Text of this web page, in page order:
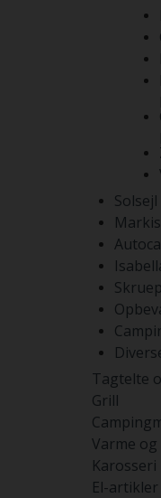
Solsejl
Tagtelte
Grill
Varme og
Karosseri
El-artikler